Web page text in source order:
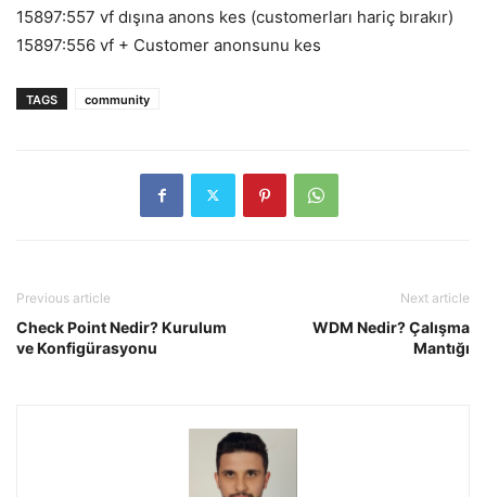
15897:557 vf dışına anons kes (customerları hariç bırakır)
15897:556 vf + Customer anonsunu kes
TAGS community
Previous article
Check Point Nedir? Kurulum
ve Konfigürasyonu
Next article
WDM Nedir? Çalışma
Mantığı